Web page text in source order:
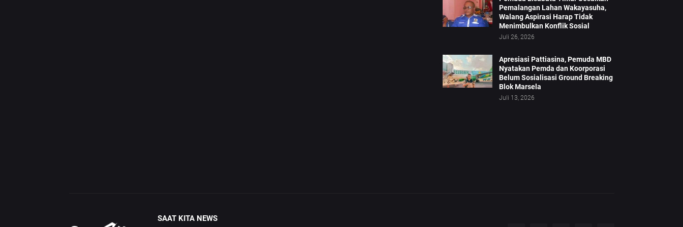
Pemalangan Lahan Wakayasuha,
Walang Aspirasi Harap Tidak
Menimbulkan Konflik Sosial
Juli 26, 2026
Apresiasi Pattiasina, Pemuda MBD
Nyatakan Pemda dan Koorporasi
Belum Sosialisasi Ground Breaking
Blok Marsela
Juli 13, 2026
SAAT KITA NEWS